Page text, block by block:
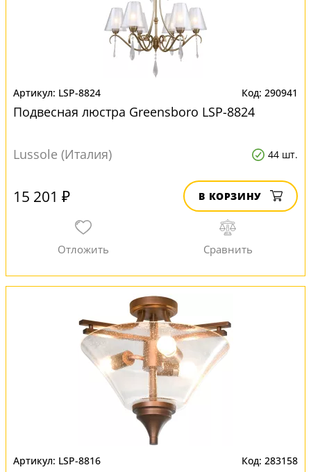
LSP-8824 290941
Подвесная люстра Greensboro LSP-8824
Lussole (Италия) 44 шт.
15 201 ₽ В КОРЗИНУ
LSP-8816 283158